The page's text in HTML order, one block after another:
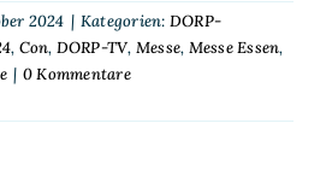
2024 | Kategorien: DORP-
, Con, DORP-TV, Messe, Messe Essen,
| 0 Kommentare